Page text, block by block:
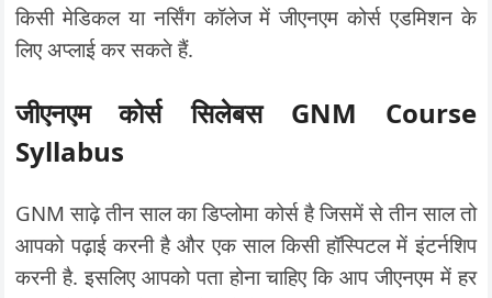
किसी मेडिकल या नर्सिंग कॉलेज में जीएनएम कोर्स एडमिशन के
लिए अप्लाई कर सकते हैं.
जीएनएम कोर्स सिलेबस GNM Course
Syllabus
GNM साढ़े तीन साल का डिप्लोमा कोर्स है जिसमें से तीन साल तो
आपको पढ़ाई करनी है और एक साल किसी हॉस्पिटल में इंटर्नशिप
करनी है. इसलिए आपको पता होना चाहिए कि आप जीएनएम में हर